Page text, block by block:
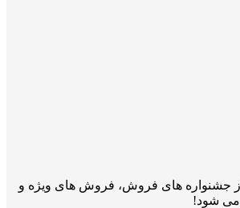
از جشنواره های فروش، فروش های ویژه و
می شود!